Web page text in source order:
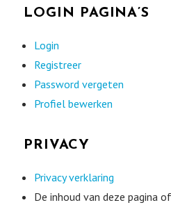
LOGIN PAGINA’S
Login
Registreer
Password vergeten
Profiel bewerken
PRIVACY
Privacy verklaring
De inhoud van deze pagina